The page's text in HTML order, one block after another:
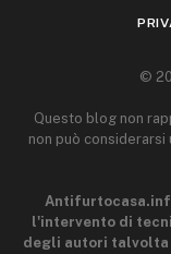
©
Questo blog non
non può
l'intervento di
degli autori talvolta